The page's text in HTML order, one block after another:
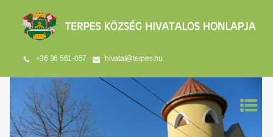
+36 36 561-057 hivatal@terpes.hu